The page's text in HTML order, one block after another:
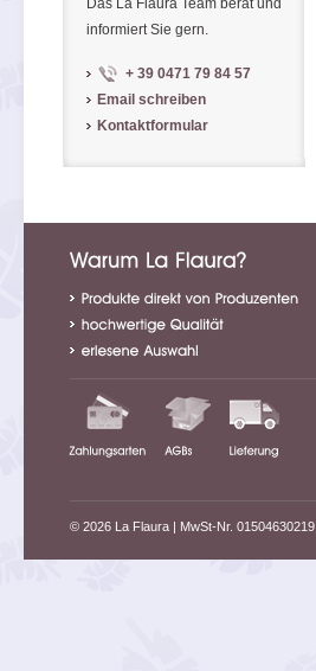
Das La Flaura Team berät und
informiert Sie gern.
+ 39 0471 79 84 57
Email schreiben
Kontaktformular
© 2026 La Flaura| MwSt-Nr. 01504630219